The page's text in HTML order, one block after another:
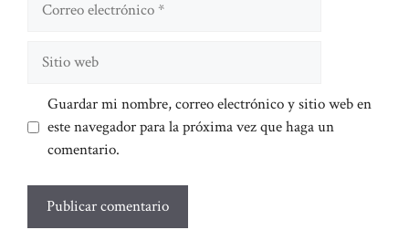
Guardar mi nombre, correo electrónico y sitio web en
este navegador para la próxima vez que haga un
comentario.